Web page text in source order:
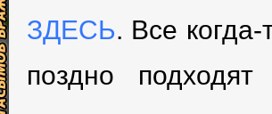
ЗДЕСЬ. Все
поздно